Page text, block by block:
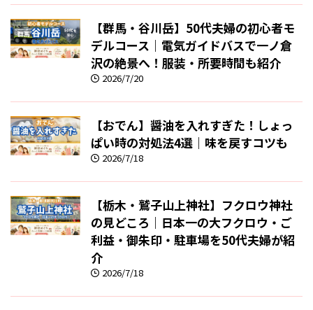
【群馬・谷川岳】50代夫婦の初心者モ
デルコース｜電気ガイドバスで一ノ倉
沢の絶景へ！服装・所要時間も紹介
2026/7/20
【おでん】醤油を入れすぎた！しょっ
ぱい時の対処法4選｜味を戻すコツも
2026/7/18
【栃木・鷲子山上神社】フクロウ神社
の見どころ｜日本一の大フクロウ・ご
利益・御朱印・駐車場を50代夫婦が紹
介
2026/7/18